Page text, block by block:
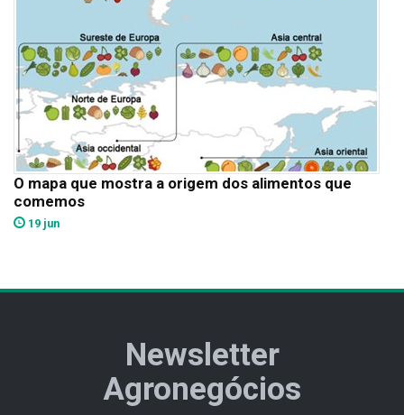
O mapa que mostra a origem dos alimentos que
comemos
19 jun
Newsletter
Agronegócios